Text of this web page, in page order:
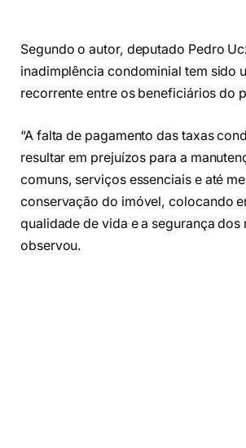
Segundo o autor, deputado Pedro
inadimplência condominial tem sido
recorrente entre os beneficiários do
“A falta de pagamento das taxas
resultar em prejuízos para a
comuns, serviços essenciais e até
conservação do imóvel, colocando
qualidade de vida e a segurança dos
observou.